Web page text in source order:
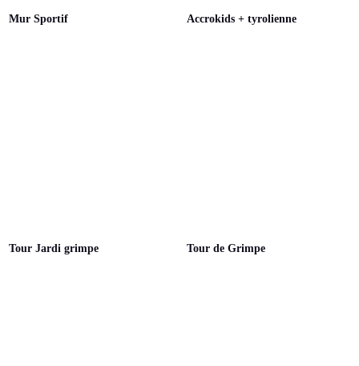
Mur Sportif Accrokids + tyrolienne
Tour Jardi grimpe Tour de Grimpe